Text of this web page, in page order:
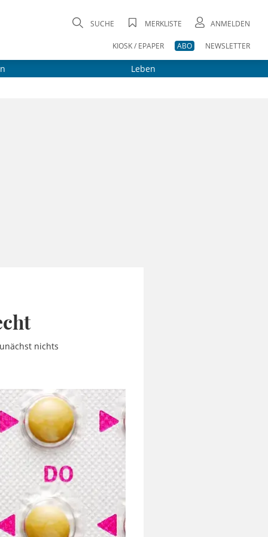
SUCHE MERKLISTE ANMELDEN
KIOSK / EPAPER ABO NEWSLETTER
Leben
nichts